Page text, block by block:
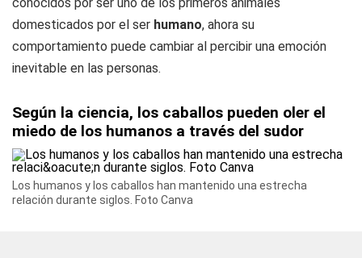
domesticados por el ser humano, ahora su
comportamiento puede cambiar al percibir una emoción
inevitable en las personas.
Según la ciencia, los caballos pueden oler el
miedo de los humanos a través del sudor
Los humanos y los caballos han mantenido una estrecha
relación durante siglos. Foto Canva